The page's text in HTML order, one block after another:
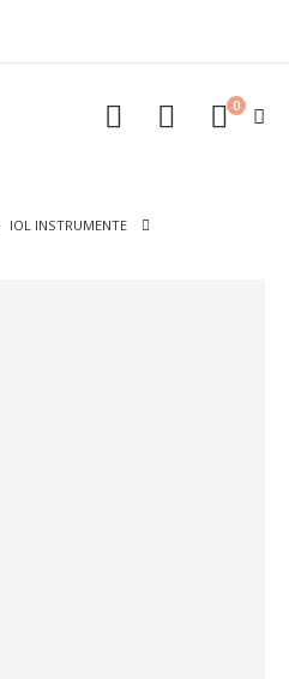
0
IOL INSTRUMENTE